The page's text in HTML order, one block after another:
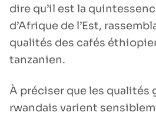
dire qu’il est la
d’Afrique de l’Est,
qualités des cafés
tanzanien.
À préciser que les qualités
rwandais varient